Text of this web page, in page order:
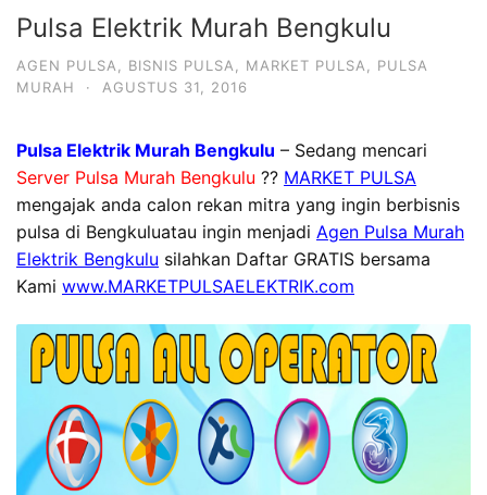
Pulsa Elektrik Murah Bengkulu
AGEN PULSA BISNIS PULSA MARKET PULSA
PULSA
MURAH
· AGUSTUS 31, 2016
Pulsa Elektrik Murah Bengkulu – Sedang mencari
Server Pulsa Murah Bengkulu ?? MARKET PULSA
mengajak anda calon rekan mitra yang ingin berbisnis
pulsa di Bengkuluatau ingin menjadi Agen Pulsa Murah
Elektrik Bengkulu silahkan Daftar GRATIS bersama
Kami www.MARKETPULSAELEKTRIK.com